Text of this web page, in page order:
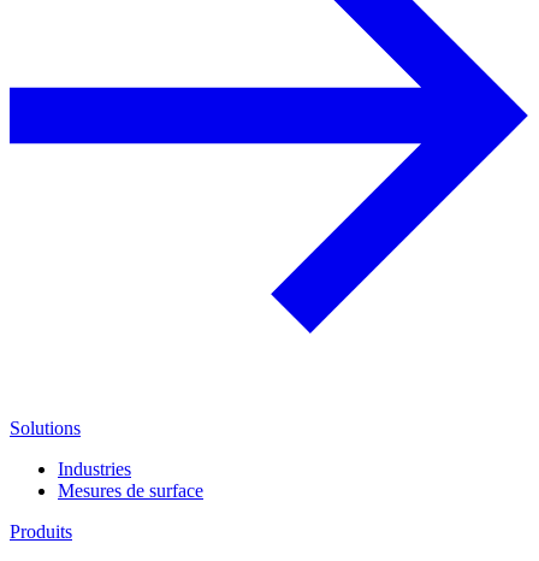
Solutions
Industries
Mesures de surface
Produits